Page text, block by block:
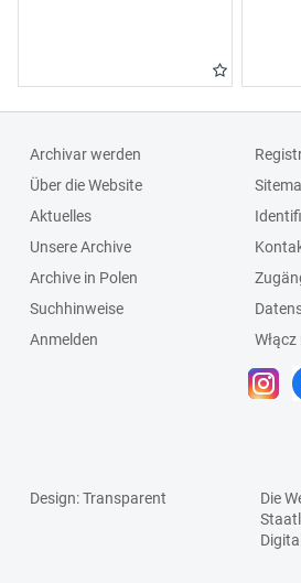
Archivar werden
Über die Website
Aktuelles
Unsere Archive
Archive in Polen
Suchhinweise
Anmelden
Design: Transparent
Die